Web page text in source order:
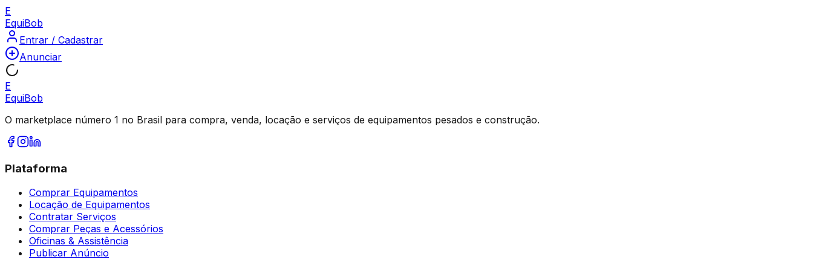
E
EquiBob
Entrar / Cadastrar
Anunciar
E
EquiBob
O marketplace número 1 no Brasil para compra, venda, locação e serviços de equipamentos pesados e construção.
Plataforma
Comprar Equipamentos
Locação de Equipamentos
Contratar Serviços
Comprar Peças e Acessórios
Oficinas & Assistência
Publicar Anúncio